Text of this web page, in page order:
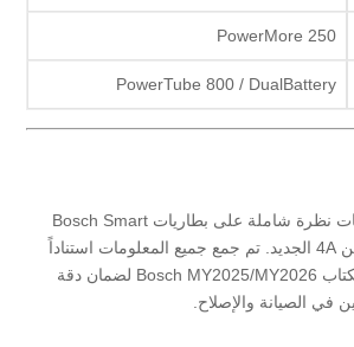
PowerMore 250
PowerTube 800 / DualBattery
يوفر هذا الدليل للورشات نظرة شاملة على بطاريات Bosch Smart
System الحديثة وشاحن 4A الجديد. تم جمع جميع المعلومات استناداً
إلى النسخة الرسمية لكتاب Bosch MY2025/MY2026 لضمان دقة
في الصيانة والإصلاح.